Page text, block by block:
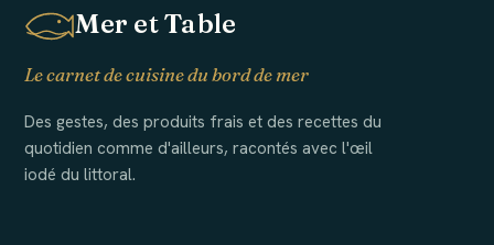
Mer et Table
Le carnet de cuisine du bord de mer
Des gestes, des produits frais et des recettes du
quotidien comme d'ailleurs, racontés avec l'œil
iodé du littoral.